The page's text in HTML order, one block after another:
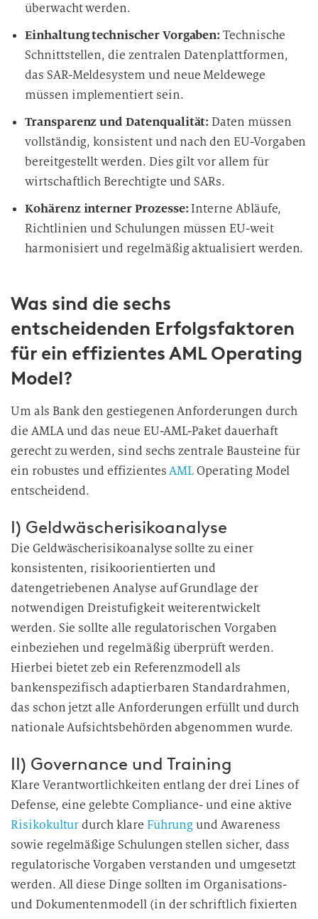
überwacht werden.
Einhaltung technischer Vorgaben: Technische
Schnittstellen, die zentralen Datenplattformen,
das SAR-Meldesystem und neue Meldewege
müssen implementiert sein.
Transparenz und Datenqualität: Daten müssen
vollständig, konsistent und nach den EU-Vorgaben
bereitgestellt werden. Dies gilt vor allem für
wirtschaftlich Berechtigte und SARs.
Kohärenz interner Prozesse:Interne Abläufe,
Richtlinien und Schulungen müssen EU-weit
harmonisiert und regelmäßig aktualisiert werden.
Was sind die sechs
entscheidenden Erfolgsfaktoren
für ein effizientes AML Operating
Model?
Um als Bank den gestiegenen Anforderungen durch
die AMLA und das neue EU-AML-Paket dauerhaft
gerecht zu werden, sind sechs zentrale Bausteine für
ein robustes und effizientesAMLOperating Model
entscheidend.
I) Geldwäscherisikoanalyse
Die Geldwäscherisikoanalyse sollte zu einer
konsistenten, risikoorientierten und
datengetriebenen Analyse auf Grundlage der
notwendigen Dreistufigkeit weiterentwickelt
werden. Sie sollte alle regulatorischen Vorgaben
einbeziehen und regelmäßig überprüft werden.
Hierbei bietet zeb ein Referenzmodell als
bankenspezifisch adaptierbaren Standardrahmen,
das schon jetzt alle Anforderungen erfüllt und durch
nationale Aufsichtsbehörden abgenommen wurde.
II) Governance und Training
Klare Verantwortlichkeiten entlang der drei Lines of
Defense, eine gelebte Compliance- und eine aktive
Risikokulturdurch klare Führungund Awareness
sowie regelmäßige Schulungen stellen sicher, dass
regulatorische Vorgaben verstanden und umgesetzt
werden. All diese Dinge sollten im Organisations-
und Dokumentenmodell (in der schriftlich fixierten